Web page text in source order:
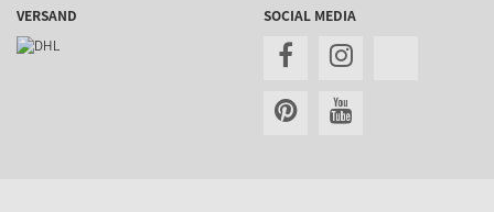
VERSAND SOCIAL MEDIA